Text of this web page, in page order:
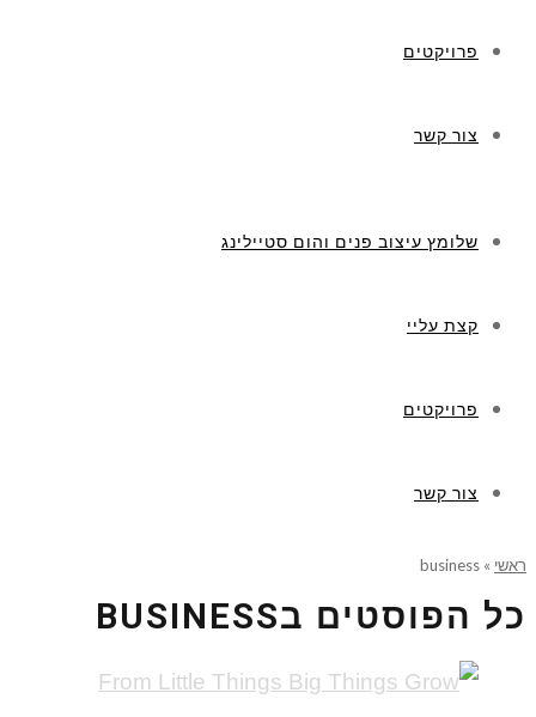
פרויקטים
צור קשר
שלומץ עיצוב פנים והום סטיילינג
קצת עליי
פרויקטים
צור קשר
ראשי »
business
כל הפוסטים בBUSINESS